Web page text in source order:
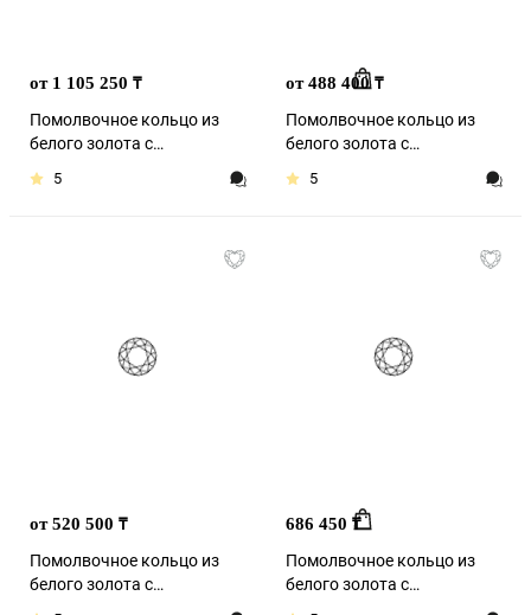
Помолвочное кольцо из
белого золота с
от 1 105 250 ₸
5
Помолвочное кольцо из
белого золота с
от 488 400₸
5
Помолвочное кольцо из
белого золота с
от 520 500 ₸
Помолвочное кольцо из
белого золота с
686 450 ₸